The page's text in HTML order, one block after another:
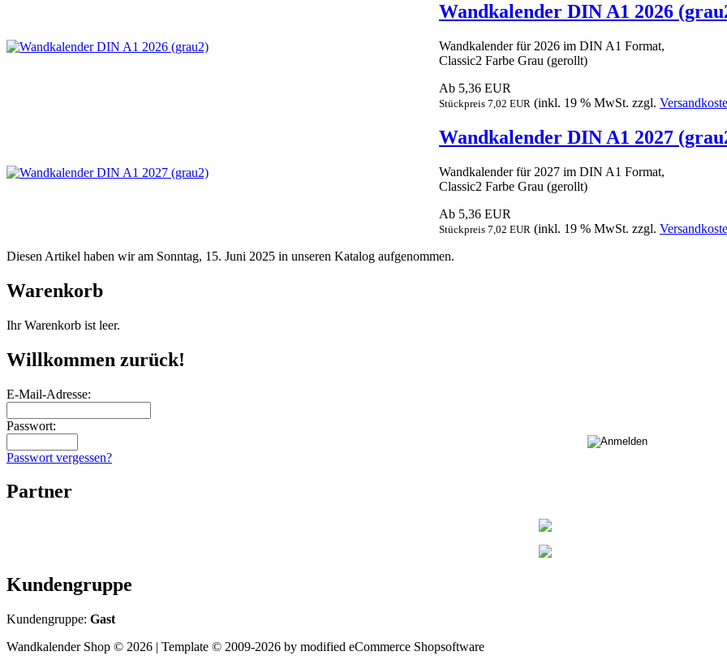
Wandkalender DIN A1 2026
Wandkalender für 2026 im DIN A1 Format,
Classic2 Farbe Grau (gerollt)
Ab 5,36 EUR
Stückpreis 7,02 EUR (inkl. 19 % MwSt. zzgl.
Wandkalender DIN A1 2027
Wandkalender für 2027 im DIN A1 Format,
Classic2 Farbe Grau (gerollt)
Ab 5,36 EUR
Stückpreis 7,02 EUR (inkl. 19 % MwSt. zzgl.
Diesen Artikel haben wir am Sonntag, 15. Juni 2025 in unseren Katalog aufgenommen.
Warenkorb
Ihr Warenkorb ist leer.
Willkommen zurück!
E-Mail-Adresse:
Passwort:
Passwort vergessen?
Partner
Kundengruppe
Kundengruppe: Gast
Wandkalender Shop © 2026 | Template © 2009-2026 by modified eCommerce Shopsoftware